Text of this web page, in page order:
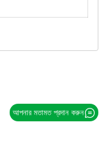
আপনার মতামত প্রদান করুন